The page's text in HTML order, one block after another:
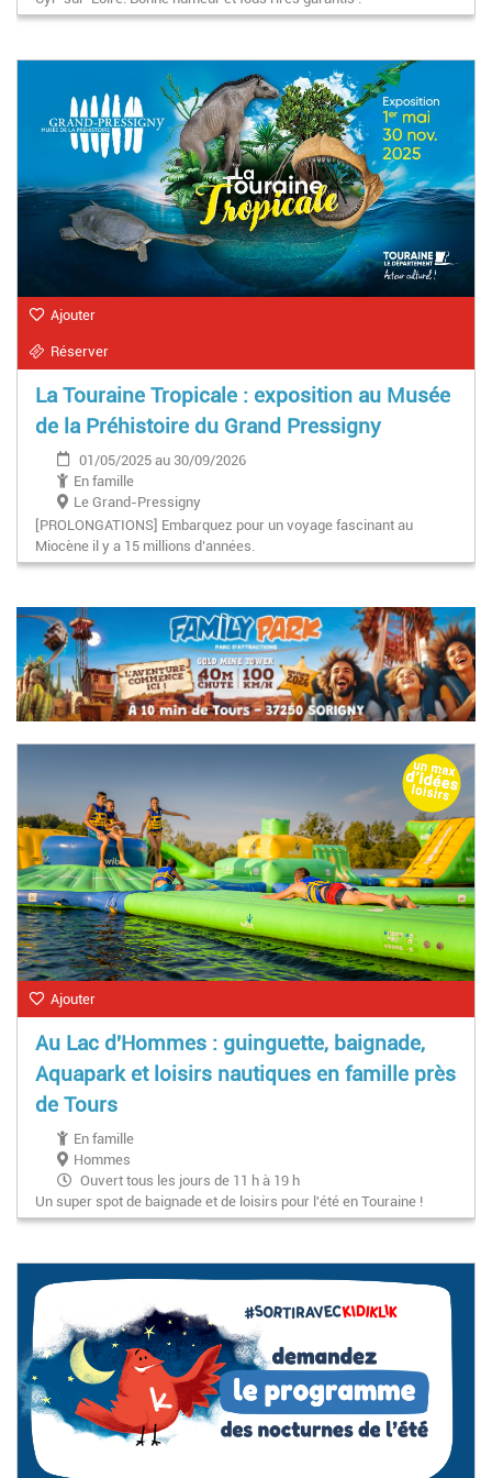
Ajouter
Réserver
La Touraine Tropicale : exposition au Musée
de la Préhistoire du Grand Pressigny
01/05/2025 au 30/09/2026
En famille
Le Grand-Pressigny
[PROLONGATIONS] Embarquez pour un voyage fascinant au
Miocène il y a 15 millions d’années.
Ajouter
Au Lac d'Hommes : guinguette, baignade,
Aquapark et loisirs nautiques en famille près
de Tours
En famille
Hommes
Ouvert tous les jours de 11 h à 19 h
Un super spot de baignade et de loisirs pour l'été en Touraine !